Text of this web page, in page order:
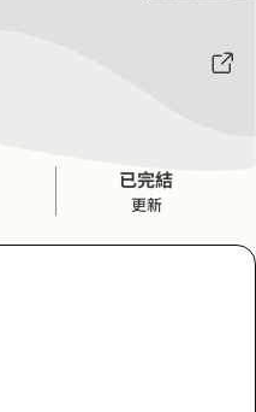
已完結
更新